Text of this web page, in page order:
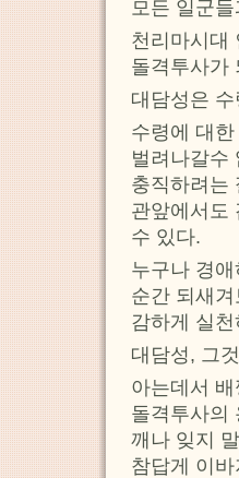
모든 일군
천리마시대
돌격투사가
대담성은
수령에 대
벌려나갈수
충직하려는
관앞에서도
수 있다.
누구나 경
순간 되새
감하게 실
대담성, 그
아는데서
돌격투사의
깨나 잊지
참답게 이